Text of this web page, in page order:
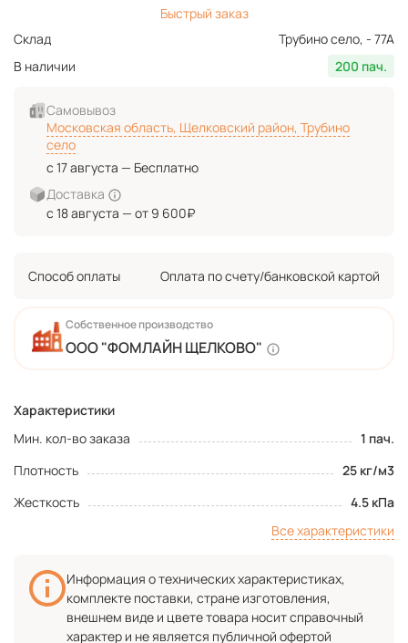
Характеристики
Мин. кол-во заказа
1 пач.
Плотность
25 кг/м3
Жесткость
4.5 кПа
Все характеристики
Собственное производство
ООО "ФОМЛАЙН ЩЕЛКОВО"
Быстрый заказ
Склад
Трубино село, - 77А
В наличии
200 пач.
Самовывоз
Московская область, Щелковский район, Трубино
село
с 17 августа — Бесплатно
Доставка
с 18 августа — от 9 600₽
Способ оплаты Оплата по счету/банковской картой
Информация о технических характеристиках,
комплекте поставки, стране изготовления,
внешнем виде и цвете товара носит справочный
характер и не является публичной офертой